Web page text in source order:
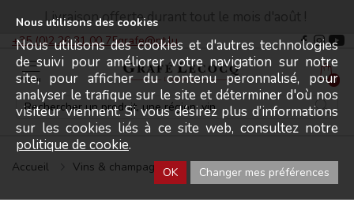
Livraison offerte durant tout le mois d'août !
+35 (0)2 26 31 00 75grafe@pt.lu
Menu 0
Accueil Vins & champagnes
Nous utilisons des cookies
Nous utilisons des cookies et d'autres technologies
de suivi pour améliorer votre navigation sur notre
site, pour afficher du contenu peronnalisé, pour
analyser le trafique sur le site et déterminer d'où nos
visiteur viennent. Si vous désirez plus d’informations
sur les cookies liés à ce site web, consultez notre
politique de cookie.
OK Changer mes préférences